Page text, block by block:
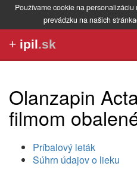
Používame cookie na
prevádzku na našich
+ ipil.sk
Olanzapin
filmom
Príbalový leták
Súhrn údajov o lieku